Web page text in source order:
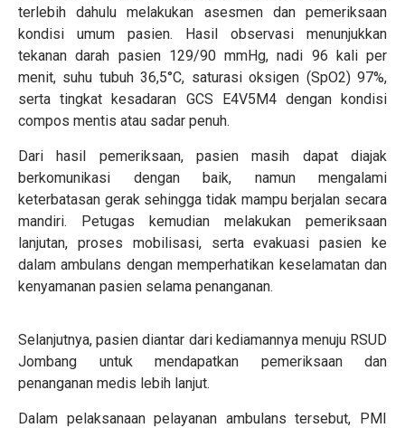
terlebih dahulu melakukan asesmen dan pemeriksaan
kondisi umum pasien. Hasil observasi menunjukkan
tekanan darah pasien 129/90 mmHg, nadi 96 kali per
menit, suhu tubuh 36,5°C, saturasi oksigen (SpO2) 97%,
serta tingkat kesadaran GCS E4V5M4 dengan kondisi
compos mentis atau sadar penuh.
Dari hasil pemeriksaan, pasien masih dapat diajak
berkomunikasi dengan baik, namun mengalami
keterbatasan gerak sehingga tidak mampu berjalan secara
mandiri. Petugas kemudian melakukan pemeriksaan
lanjutan, proses mobilisasi, serta evakuasi pasien ke
dalam ambulans dengan memperhatikan keselamatan dan
kenyamanan pasien selama penanganan.
Selanjutnya, pasien diantar dari kediamannya menuju RSUD
Jombang untuk mendapatkan pemeriksaan dan
penanganan medis lebih lanjut.
Dalam pelaksanaan pelayanan ambulans tersebut, PMI